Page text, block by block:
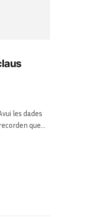
les dades
que